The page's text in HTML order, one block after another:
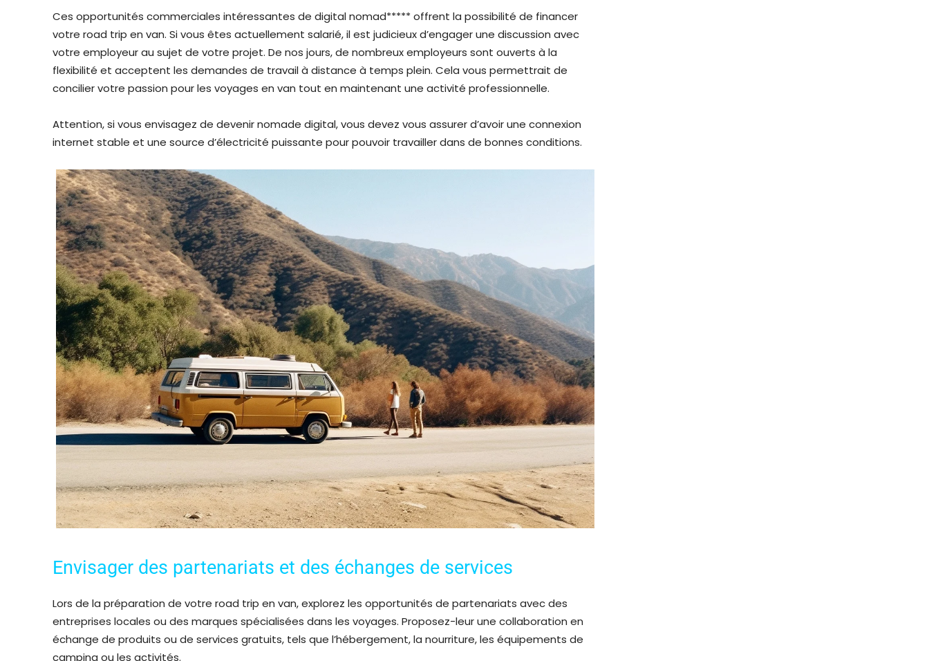
Ces opportunités commerciales intéressantes de digital nomad***** offrent la possibilité de financer
votre road trip en van. Si vous êtes actuellement salarié, il est judicieux d’engager une discussion avec
votre employeur au sujet de votre projet. De nos jours, de nombreux employeurs sont ouverts à la
flexibilité et acceptent les demandes de travail à distance à temps plein. Cela vous permettrait de
concilier votre passion pour les voyages en van tout en maintenant une activité professionnelle.
Attention, si vous envisagez de devenir nomade digital, vous devez vous assurer d’avoir une connexion
internet stable et une source d’électricité puissante pour pouvoir travailler dans de bonnes conditions.
Envisager des partenariats et des échanges de services
Lors de la préparation de votre road trip en van, explorez les opportunités de partenariats avec des
entreprises locales ou des marques spécialisées dans les voyages. Proposez-leur une collaboration en
échange de produits ou de services gratuits, tels que l’hébergement, la nourriture, les équipements de
camping ou les activités.